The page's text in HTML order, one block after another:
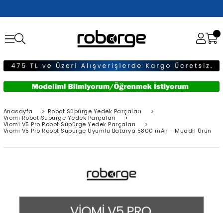
Anasayfa > Robot Süpürge Yedek Parçaları
>
Viomi Robot Süpürge Yedek Parçaları
>
Viomi V5 Pro Robot Süpürge Yedek Parçaları
>
Viomi V5 Pro Robot Süpürge Uyumlu Batarya 5800 mAh - Muadil Ürün